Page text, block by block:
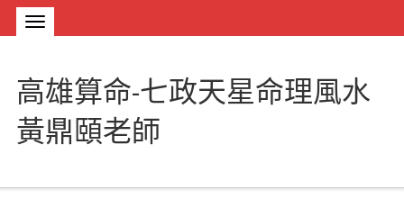
高雄算命-七政天星命理風水
黃鼎頤老師